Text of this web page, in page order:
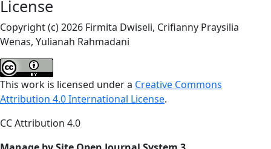
License
Copyright (c) 2026 Firmita Dwiseli, Crifianny Praysilia
Wenas, Yulianah Rahmadani
This work is licensed under a Creative Commons
Attribution 4.0 International License.
CC Attribution 4.0